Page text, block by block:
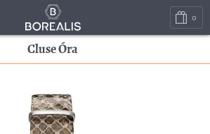
0
Cluse Óra